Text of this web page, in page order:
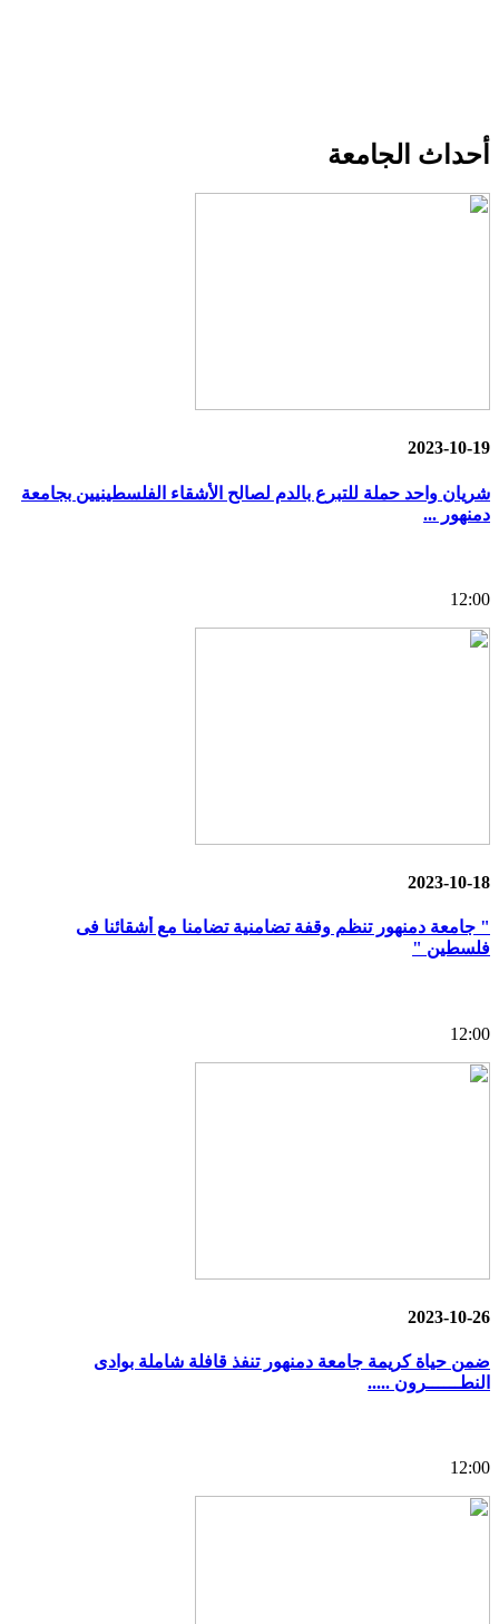
أحداث الجامعة
2023-10-19
شريان واحد حملة للتبرع بالدم لصالح الأشقاء الفلسطينيين بجامعة
دمنهور ...
12:00
2023-10-18
" جامعة دمنهور تنظم وقفة تضامنية تضامنا مع أشقائنا فى
فلسطين "
12:00
2023-10-26
ضمن حياة كريمة جامعة دمنهور تنفذ قافلة شاملة بوادى
النطــــــرون .....
12:00